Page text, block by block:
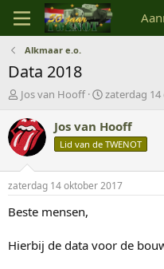
Alkmaar e.o.
Data 2018
O
d
e
r
w
r
p
a
Jos van Hooff
S
a
r
t
a
t
zaterdag
Jos van Hooff
Lid van de TWENOT
zaterdag 14 oktober 2017
Beste mensen,
Hierbij de data voor de